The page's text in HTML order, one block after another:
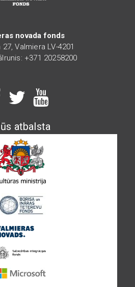
novada fonds
Valmiera LV-4201
+371 20258200
atbalsta
Image
Image